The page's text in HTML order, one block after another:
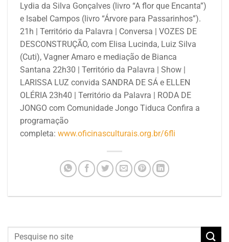
Lydia da Silva Gonçalves (livro “A flor que Encanta”)
e Isabel Campos (livro “Árvore para Passarinhos”).
21h | Território da Palavra | Conversa | VOZES DE
DESCONSTRUÇÃO, com Elisa Lucinda, Luiz Silva
(Cuti), Vagner Amaro e mediação de Bianca
Santana 22h30 | Território da Palavra | Show |
LARISSA LUZ convida SANDRA DE SÁ e ELLEN
OLÉRIA 23h40 | Território da Palavra | RODA DE
JONGO com Comunidade Jongo Tiduca Confira a
programação
completa: www.oficinasculturais.org.br/6fli